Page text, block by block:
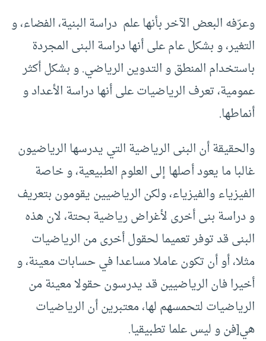
وعرّفه البعض الآخر بأنها علم دراسة البنية، الفضاء، و
التغير، و بشكل عام على أنها دراسة البنى المجردة
باستخدام المنطق و التدوين الرياضي. و بشكل أكثر
عمومية، تعرف الرياضيات على أنها دراسة الأعداد و
أنماطها.
والحقيقة أن البنى الرياضية التي يدرسها الرياضيون
غالبا ما يعود أصلها إلى العلوم الطبيعية، و خاصة
الفيزياء والفيزياء، ولكن الرياضيين يقومون بتعريف
و دراسة بنى أخرى لأغراض رياضية بحتة، لان هذه
البنى قد توفر تعميما لحقول أخرى من الرياضيات
مثلا، أو أن تكون عاملا مساعدا في حسابات معينة، و
أخيرا فان الرياضيين قد يدرسون حقولا معينة من
الرياضيات لتحمسهم لها، معتبرين أن الرياضيات
هي[فن و ليس علما تطبيقيا.